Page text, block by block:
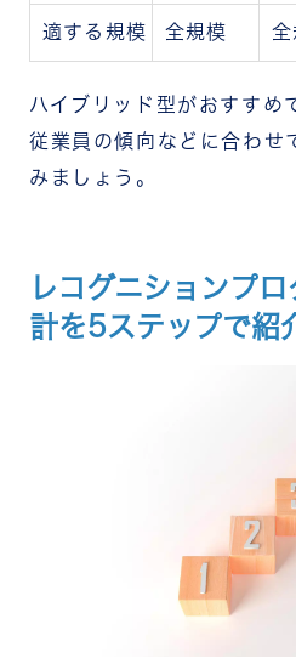
適する規模 全規模 全
ハイブリッド型がおすすめ
従業員の傾向などに合わせ
みましょう。
レコグニションプ
計を5ステップで紹